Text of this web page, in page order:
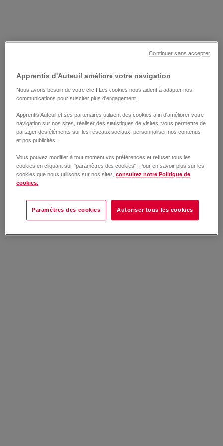
Apprentis d'Auteuil améliore votre navigation
Nous avons besoin de votre clic ! Les cookies nous aident à adapter nos
communications pour susciter plus d'engagement.
Apprentis Auteuil et ses partenaires utilisent des cookies afin d'améliorer votre
navigation sur nos sites, réaliser des statistiques de visites, vous permettre de
partager des éléments sur les réseaux sociaux, personnaliser nos contenus
et nos publicités.
Vous pouvez modifier à tout moment vos préférences et refuser tous les
cookies en cliquant sur "paramètres des cookies". Pour en savoir plus sur les
cookies que nous utilisons sur nos sites,consultez notre Politique de
cookies.
Paramètres des cookies Autoriser tous les cookies
Continuer sans accepter